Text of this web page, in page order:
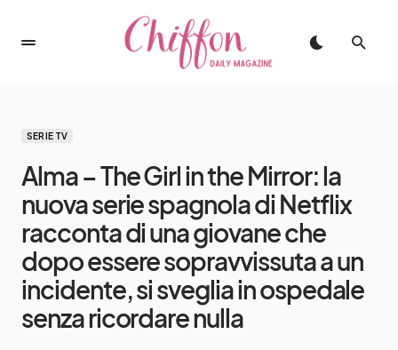
SERIE TV
Alma – The Girl in the Mirror: la
nuova serie spagnola di Netflix
racconta di una giovane che
dopo essere sopravvissuta a un
incidente, si sveglia in ospedale
senza ricordare nulla